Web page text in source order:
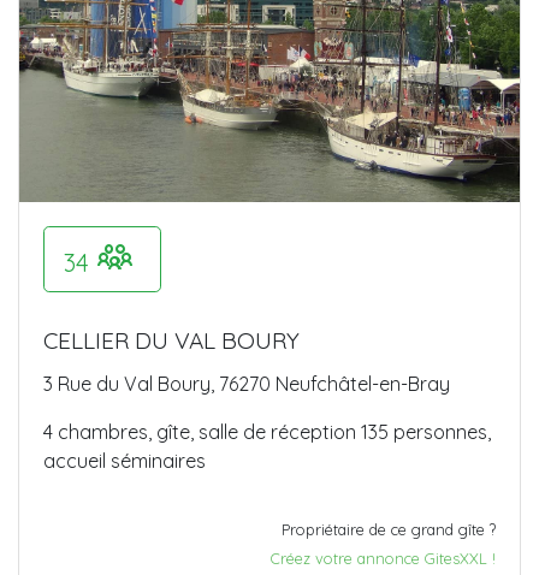
34
CELLIER DU VAL BOURY
3 Rue du Val Boury, 76270 Neufchâtel-en-Bray
4 chambres, gîte, salle de réception 135 personnes,
accueil séminaires
Propriétaire de ce grand gîte ?
Créez votre annonce GitesXXL !